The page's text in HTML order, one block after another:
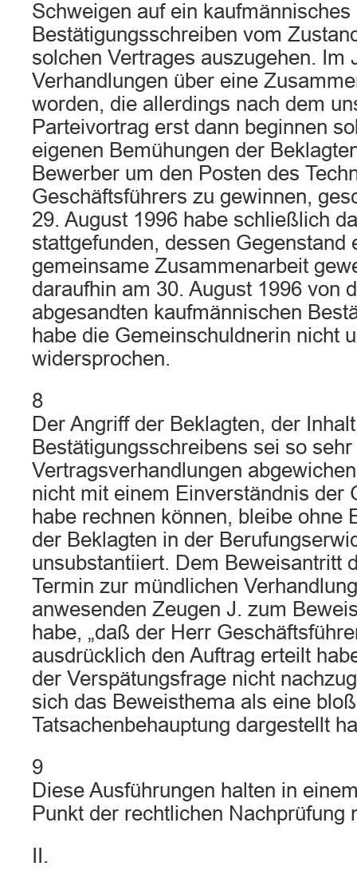
Schweigen auf ein kaufmännisches
Bestätigungsschreiben vom
solchen Vertrages auszugehen. Im
Verhandlungen über eine
worden, die allerdings nach dem
Parteivortrag erst dann beginnen
eigenen Bemühungen der
Bewerber um den Posten des
Geschäftsführers zu gewinnen,
29. August 1996 habe schließlich
stattgefunden, dessen Gegenstand
gemeinsame Zusammenarbeit
daraufhin am 30. August 1996 von
abgesandten kaufmännischen
habe die Gemeinschuldnerin nicht
widersprochen.
8
Der Angriff der Beklagten, der
Bestätigungsschreibens sei so
Vertragsverhandlungen
nicht mit einem Einverständnis der
habe rechnen können, bleibe ohne
der Beklagten in der
unsubstantiiert. Dem Beweisantritt
Termin zur mündlichen
anwesenden Zeugen J. zum
habe, „daß der Herr
ausdrücklich den Auftrag erteilt
der Verspätungsfrage nicht
sich das Beweisthema als eine
Tatsachenbehauptung dargestellt
9
Diese Ausführungen halten in
Punkt der rechtlichen Nachprüfung
II.